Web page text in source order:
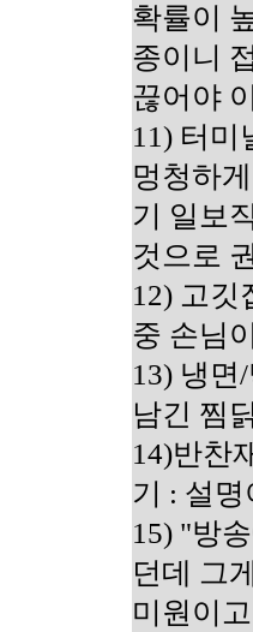
확률이
종이니
끊어야
11) 터미
멍청하
기 일보
것으로
12) 고깃
중 손님
13) 냉면
남긴 찜
14)반찬
기 : 설
15) "방
던데 그
미원이